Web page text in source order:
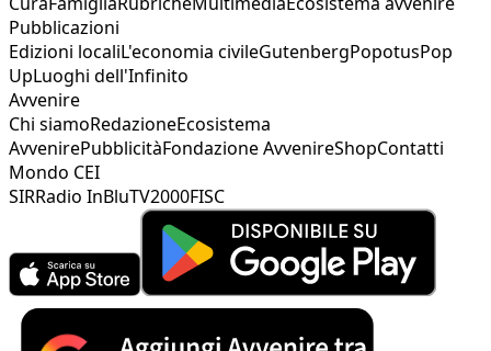
Pubblicazioni
Edizioni localiL'economia civileGutenbergPopotusPop
UpLuoghi dell'Infinito
Avvenire
Chi siamoRedazioneEcosistema
AvvenirePubblicitàFondazione AvvenireShopContatti
Mondo CEI
SIRRadio InBluTV2000FISC